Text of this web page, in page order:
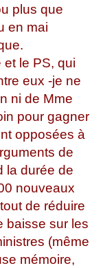
plus que
en mai
et le PS, qui
eux -je ne
ni de Mme
pour gagner
opposées à
de
la durée de
nouveaux
de réduire
baisse sur les
(même
mémoire,